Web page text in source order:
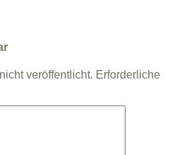
veröffentlicht. Erforderliche